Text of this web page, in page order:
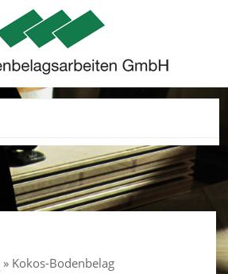
» Kokos-Bodenbelag